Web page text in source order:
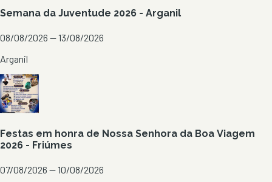
Semana da Juventude 2026 - Arganil
08/08/2026 — 13/08/2026
Arganil
Festas em honra de Nossa Senhora da Boa Viagem
2026 - Friúmes
07/08/2026 — 10/08/2026